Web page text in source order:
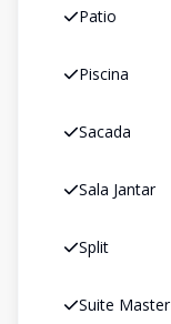
Patio
Piscina
Sacada
Sala Jantar
Split
Suite Master